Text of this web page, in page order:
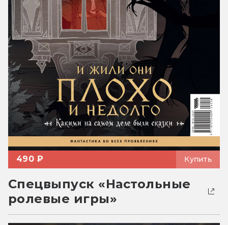
490 ₽ Купить
Спецвыпуск «Настольные
ролевые игры»